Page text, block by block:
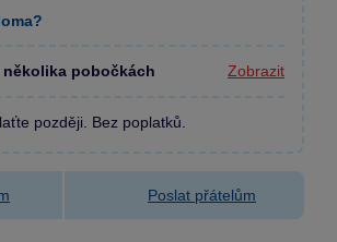
několika pobočkách Zobrazit
později. Bez poplatků.
Poslat přátelům